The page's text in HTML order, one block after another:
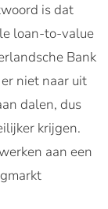
is dat
loan-to-value
Bank
niet naar uit
dalen, dus
krijgen.
aan een